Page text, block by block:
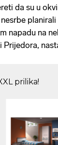
da su u
napadu na
Prijedora,